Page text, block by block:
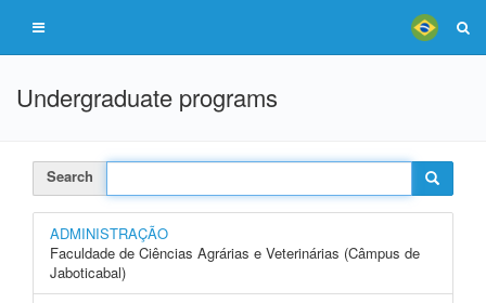
Undergraduate programs
Search
ADMINISTRAÇÃO
Faculdade de Ciências Agrárias e Veterinárias (Câmpus de
Jaboticabal)